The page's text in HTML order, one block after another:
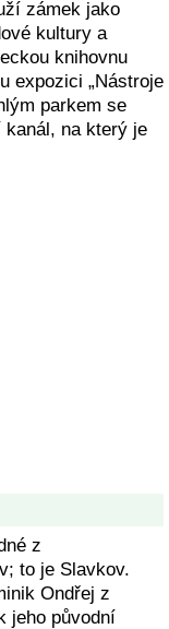
zámek jako
kultury a
knihovnu
expozici „Nástroje
parkem se
na který je
z
to je Slavkov.
Ondřej z
jeho původní